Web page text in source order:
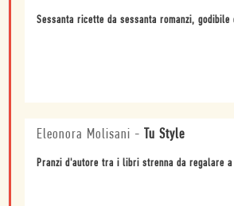
Sessanta ricette da sessanta romanzi, godibile
Eleonora Molisani - Tu Style
Pranzi d'autore tra i libri strenna da regalare a